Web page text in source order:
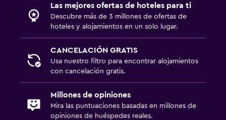
Las mejores ofertas de hoteles para ti
Descubre más de 3 millones de ofertas de
hoteles y alojamientos en un solo lugar.
CANCELACIÓN GRATIS
Usa nuestro filtro para encontrar alojamientos
con cancelación gratis.
Millones de opiniones
Mira las puntuaciones basadas en millones de
opiniones de huéspedes reales.